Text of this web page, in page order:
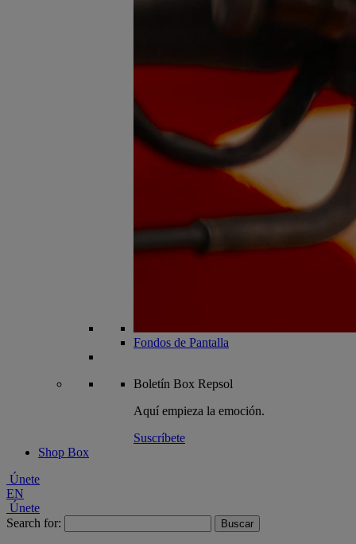
Fondos de Pantalla
Boletín Box Repsol
Aquí empieza la emoción.
Suscríbete
Shop Box
Únete
EN
Únete
Search for: